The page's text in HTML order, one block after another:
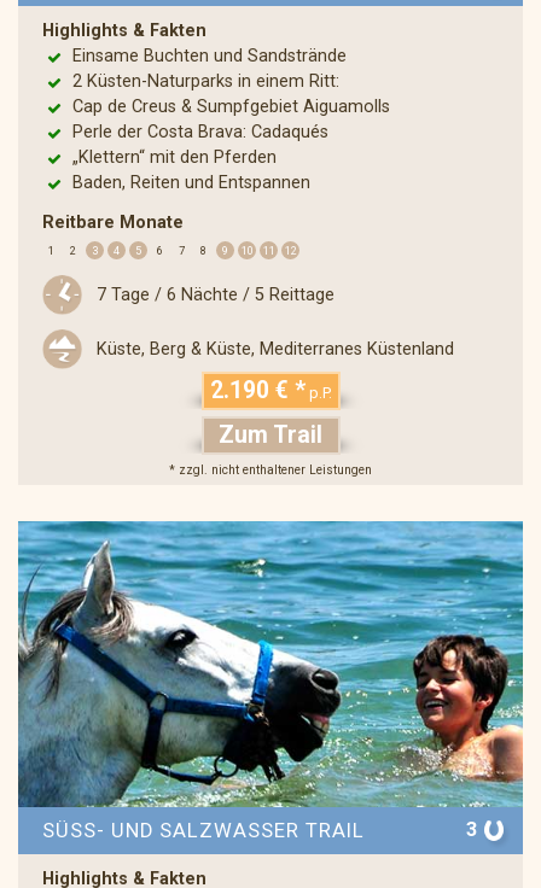
Highlights & Fakten
Einsame Buchten und Sandstrände
2 Küsten-Naturparks in einem Ritt:
Cap de Creus & Sumpfgebiet Aiguamolls
Perle der Costa Brava: Cadaqués
„Klettern“ mit den Pferden
Baden, Reiten und Entspannen
Reitbare Monate
1 2 3 4 5 6 7 8 9 10 11 12
7 Tage / 6 Nächte / 5 Reittage
Küste, Berg & Küste, Mediterranes Küstenland
2.190 € * p.P.
Zum Trail
* zzgl. nicht enthaltener Leistungen
SÜSS- UND SALZWASSER TRAIL 3
Highlights & Fakten